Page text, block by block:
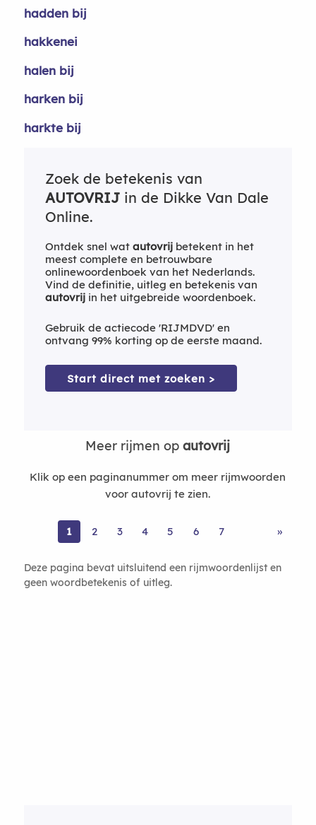
hadden bij
hakkenei
halen bij
harken bij
harkte bij
Zoek de betekenis van
AUTOVRIJin de Dikke Van Dale
Online.
Ontdek snel wat autovrijbetekent in het
meest complete en betrouwbare
onlinewoordenboek van het Nederlands.
Vind de definitie, uitleg en betekenis van
autovrijin het uitgebreide woordenboek.
Gebruik de actiecode 'RIJMDVD' en
ontvang 99% korting op de eerste maand.
Start direct met zoeken >
Meer rijmen opautovrij
Klik op een paginanummer om meer rijmwoorden
voor autovrij te zien.
1 2 3 4 5 6 7 »
Deze pagina bevat uitsluitend een rijmwoordenlijst en
geen woordbetekenis of uitleg.